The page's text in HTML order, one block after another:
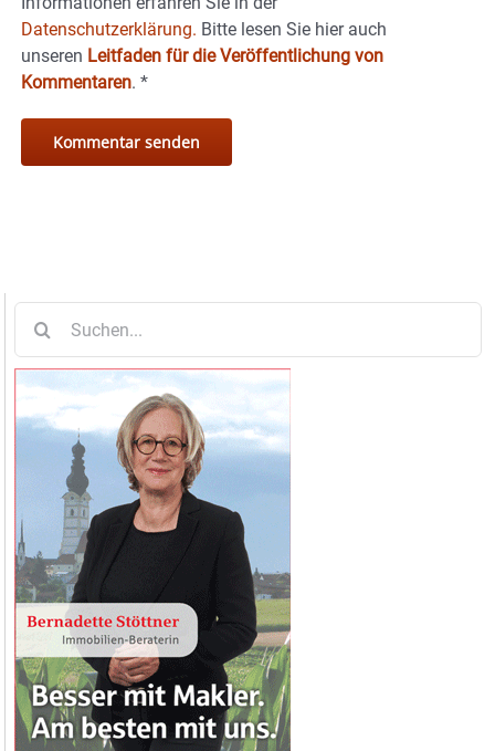
Datenschutzerklärung. Bitte lesen Sie hier auch
unseren Leitfaden für die Veröffentlichung von
Kommentaren. *
nach: